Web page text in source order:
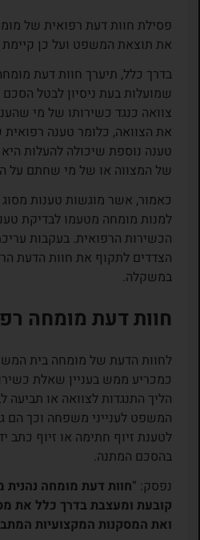
פסילת חוות דעת רפואית של
את תוצאת המשפט ועל כן
בדרך כלל, תיערך חוות דעת
שמועלות בעת ניסיון לבטל
צוואה כנגד כשירותו של מי
את הצוואה, כלומר טענה רפואית
טענה נוספת שיכולה להעלות היא
של המצווה או של מי שחתם על
כאמור, אשר מוגשות טענות
למנות מומחה מטעמו לבדיקת
הכשירות הרפואית. בעקבות
הצדדים לתקוף את חוות הדעת
במשקלה.
חוות דעת מומחה
לחוות הדעת של מומחה בית
כמכריע ממש בעניין שאלת
הליך התנגדות לצוואה או תביעה
המשפט לענייני משפחה וכך הם
לטענת זיוף חתימה או זיוף כתב
בהסכם המתנה.
נפסק: “חוות דעת מומחה
קובעת ומעצבת בדרך כלל את
ואת המסקנות המקצועיות